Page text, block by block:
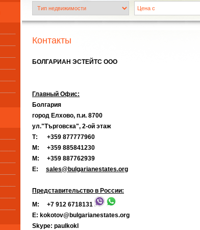
Контакты
БОЛГАРИАН ЭСТЕЙТС ООО
Главный Офис:
Болгария
город Елхово, п.и. 8700
ул."Търговска", 2-ой этаж
Т: +359 877777960
М: +359 885841230
М: +359 887762939
Е: sales@bulgarianestates.org
Представительство в России:
М: +7 912 6718131
E: kokotov@bulgarianestates.org
Skype: paulkokl